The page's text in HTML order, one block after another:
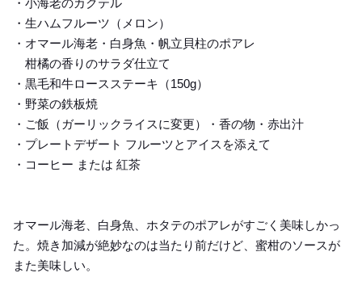
・小海老のカクテル
・生ハムフルーツ（メロン）
・オマール海老・白身魚・帆立貝柱のポアレ
柑橘の香りのサラダ仕立て
・黒毛和牛ロースステーキ（150g）
・野菜の鉄板焼
・ご飯（ガーリックライスに変更）・香の物・赤出汁
・プレートデザート フルーツとアイスを添えて
・コーヒー または 紅茶
オマール海老、白身魚、ホタテのポアレがすごく美味しかっ
た。焼き加減が絶妙なのは当たり前だけど、蜜柑のソースが
また美味しい。